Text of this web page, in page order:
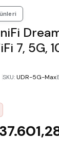
7, 5G,
SKU:UDR-5G-Max